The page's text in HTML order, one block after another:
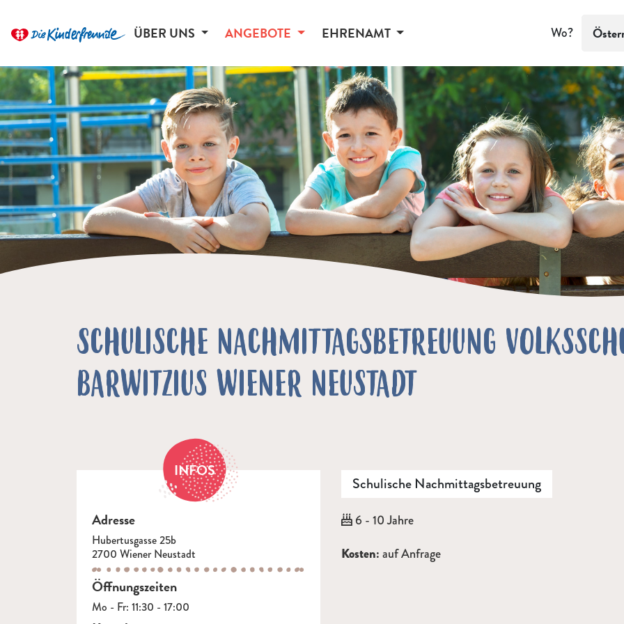
ÜBER UNS ANGEBOTE EHRENAMT Wo?
SCHULISCHE NACHMITTAGSBETREUUNG
BARWITZIUS WIENER NEUSTADT
INFOS
Adresse
Hubertusgasse 25b
2700 Wiener Neustadt
Öffnungszeiten
Mo - Fr: 11:30 - 17:00
Schulische Nachmittagsbetreuung
Alter:
6 - 10 Jahre
Beschreibung
Kosten:auf Anfrage